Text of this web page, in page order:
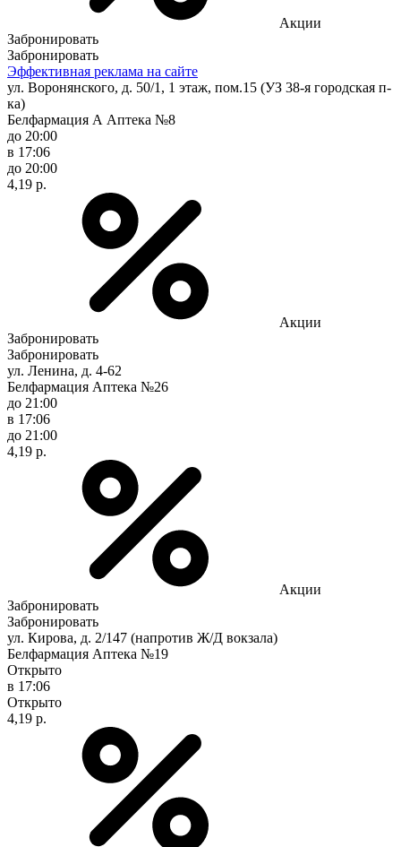
Акции
Забронировать
Забронировать
Эффективная реклама на сайте
ул. Воронянского, д. 50/1, 1 этаж, пом.15 (УЗ 38-я городская п-
ка)
Белфармация А Аптека №8
до 20:00
в 17:06
до 20:00
4,19 р.
Акции
Забронировать
Забронировать
ул. Ленина, д. 4-62
Белфармация Аптека №26
до 21:00
в 17:06
до 21:00
4,19 р.
Акции
Забронировать
Забронировать
ул. Кирова, д. 2/147 (напротив Ж/Д вокзала)
Белфармация Аптека №19
Открыто
в 17:06
Открыто
4,19 р.